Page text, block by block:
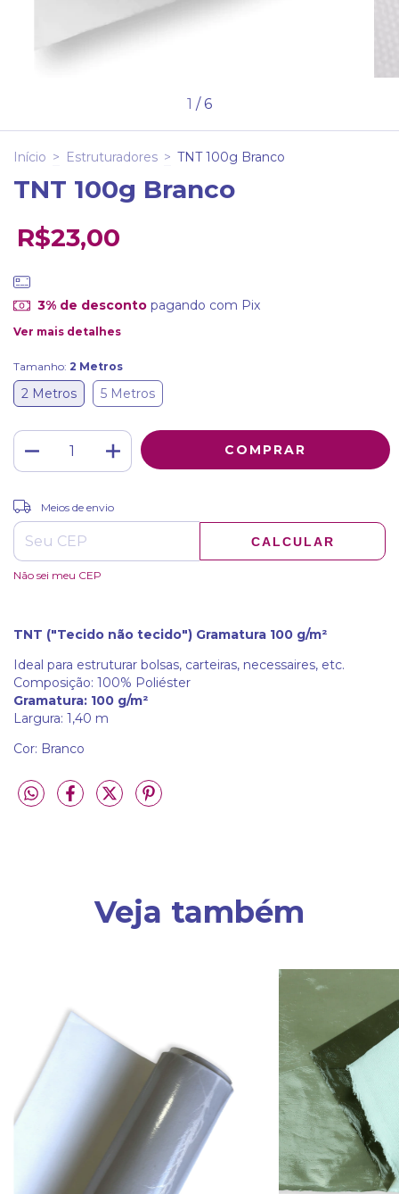
1 /6
Início > Estruturadores > TNT 100g Branco
TNT 100g Branco
R$23,00
3% de descontopagando com Pix
Ver mais detalhes
Tamanho: 2 Metros
2 Metros 5 Metros
Entregas para o CEP:
Meios de envio
CALCULAR
Não sei meu CEP
TNT ("Tecido não tecido") Gramatura 100 g/m²
Ideal para estruturar bolsas, carteiras, necessaires, etc.
Composição: 100% Poliéster
Gramatura: 100 g/m²
Largura: 1,40 m
Cor: Branco
Veja também